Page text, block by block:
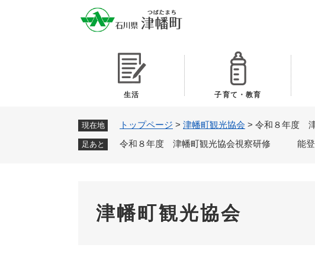
生活 子育て・教育
現在地 トップページ > 津幡町観光協会 > 令和８年度
足あと 令和８年度 津幡町観光協会視察研修 能登
津幡町観光協会